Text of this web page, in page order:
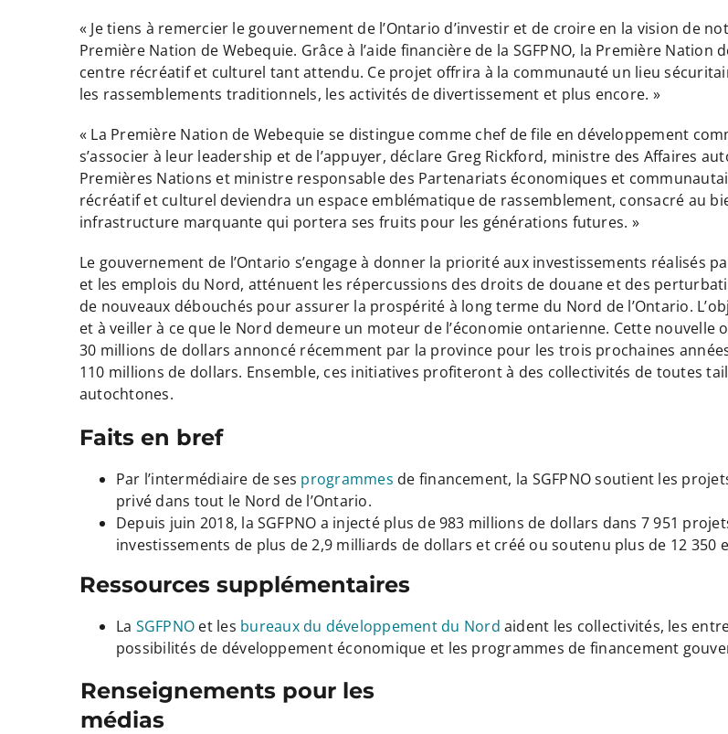
« Je tiens à remercier le gouvernement de l’Ontario d’investir et de croire en la vision de
Première Nation de Webequie. Grâce à l’aide financière de la SGFPNO, la Première
centre récréatif et culturel tant attendu. Ce projet offrira à la communauté un lieu
les rassemblements traditionnels, les activités de divertissement et plus encore. »
« La Première Nation de Webequie se distingue comme chef de file en développement
s’associer à leur leadership et de l’appuyer, déclare Greg Rickford, ministre des Affaires
Premières Nations et ministre responsable des Partenariats économiques et
récréatif et culturel deviendra un espace emblématique de rassemblement, consacré au
infrastructure marquante qui portera ses fruits pour les générations futures. »
Le gouvernement de l’Ontario s’engage à donner la priorité aux investissements réalisés
et les emplois du Nord, atténuent les répercussions des droits de douane et des
de nouveaux débouchés pour assurer la prospérité à long terme du Nord de l’Ontario.
et à veiller à ce que le Nord demeure un moteur de l’économie ontarienne. Cette nouvelle
30 millions de dollars annoncé récemment par la province pour les trois prochaines
110 millions de dollars. Ensemble, ces initiatives profiteront à des collectivités de toutes
autochtones.
Faits en bref
Par l’intermédiaire de ses programmes de financement, la SGFPNO soutient les
privé dans tout le Nord de l’Ontario.
Depuis juin 2018, la SGFPNO a injecté plus de 983 millions de dollars dans 7 951
investissements de plus de 2,9 milliards de dollars et créé ou soutenu plus de 12 350
Ressources supplémentaires
La SGFPNO et les bureaux du développement du Nord aident les collectivités, les
possibilités de développement économique et les programmes de financement
Renseignements pour les
médias